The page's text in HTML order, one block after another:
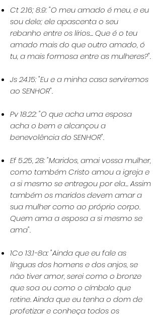
Ct 2.16; 8.9: "O meu amado é meu, e eu
sou dele; ele apascenta o seu
rebanho entre os lírios... Que é o teu
amado mais do que outro amado, ó
tu, a mais formosa entre as mulheres?".
Js 24.15: "Eu e a minha casa serviremos
ao SENHOR".
Pv 18.22: "O que acha uma esposa
acha o bem e alcançou a
benevolência do SENHOR".
Ef 5.25, 28: "Maridos, amai vossa mulher,
como também Cristo amou a igreja e
a si mesmo se entregou por ela... Assim
também os maridos devem amar a
sua mulher como ao próprio corpo.
Quem ama a esposa a si mesmo se
ama".
1Co 13.1-8a: "Ainda que eu fale as
línguas dos homens e dos anjos, se
não tiver amor, serei como o bronze
que soa ou como o címbalo que
retine. Ainda que eu tenha o dom de
profetizar e conheça todos os